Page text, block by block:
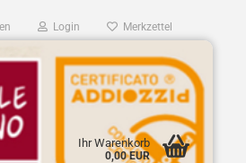
Login Merkzettel
Ihr Warenkorb
0,00 EUR